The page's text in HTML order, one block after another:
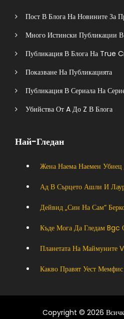
Пост В Блога На Новините За
Много Истински Публикации В
Публикация В Блога На True
Показване На Публикацията
Публикация В Сериала На
Убийства От A До Z В Блога
Най-Гледан
Жена Наема Наемен
Ад В Сърцето Ашли И
Дейвид „син На Сам“
Къде Мога Да Гледам Bgc
Планетата На
Какво Правят Уест
Copyright © 2026